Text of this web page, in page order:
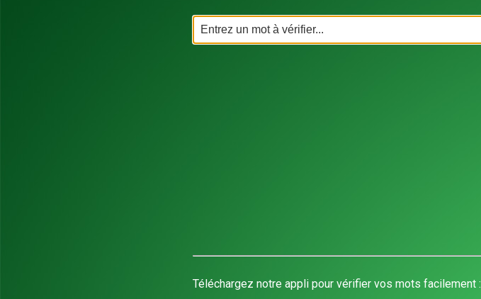
Téléchargez notre appli pour vérifier vos mots facilement :